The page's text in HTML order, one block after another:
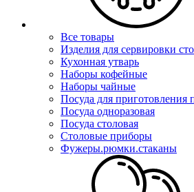
Все товары
Изделия для сервировки
Кухонная утварь
Наборы кофейные
Наборы чайные
Посуда для приготовления
Посуда одноразовая
Посуда столовая
Столовые приборы
Фужеры.рюмки.стаканы